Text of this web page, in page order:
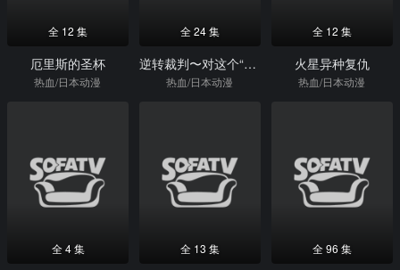
全 12 集
厄里斯的圣杯
热血/日本动漫
全 24 集
逆转裁判〜对这个“真实”，有异议！〜
热血/日本动漫
全 12 集
火星异种复仇
热血/日本动漫
全 4 集 全 13 集 全 96 集